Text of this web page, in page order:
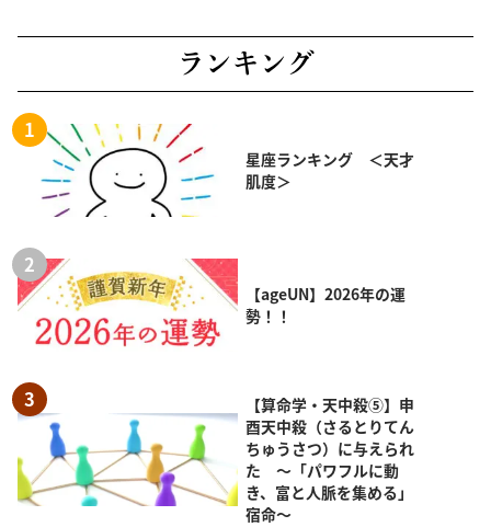
ランキング
星座ランキング ＜天才
肌度＞
【ageUN】2026年の運
勢！！
【算命学・天中殺⑤】申
酉天中殺（さるとりてん
ちゅうさつ）に与えられ
た ～「パワフルに動
き、富と人脈を集める」
宿命～